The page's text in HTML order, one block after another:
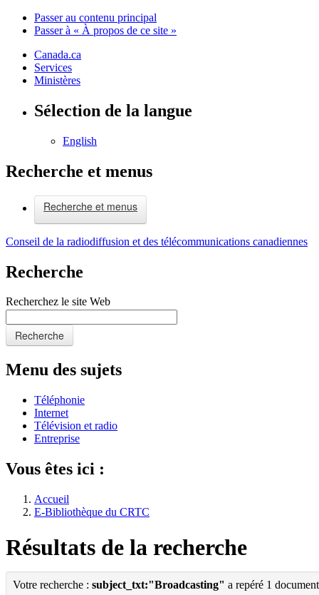
Passer au contenu principal
Passer à « À propos de ce site »
Canada.ca
Services
Ministères
Sélection de la langue
English
Recherche et menus
Recherche et menus
Conseil de la radiodiffusion et des télécommunications canadiennes
Recherche
Recherchez le site Web
Recherche
Menu des sujets
Téléphonie
Internet
Télévision et radio
Entreprise
Vous êtes ici :
Accueil
E-Bibliothèque du CRTC
Résultats de la recherche
Votre recherche : subject_txt:"Broadcasting" a repéré 1